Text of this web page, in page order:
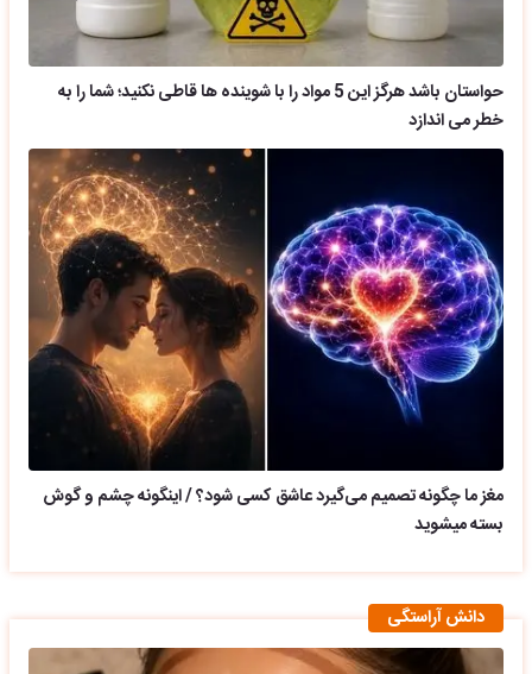
حواستان باشد هرگز این 5 مواد را با شوینده ها قاطی نکنید؛ شما را به
خطر می اندازد
مغز ما چگونه تصمیم می‌گیرد عاشق کسی شود؟ / اینگونه چشم و گوش
بسته میشوید
دانش آراستگی